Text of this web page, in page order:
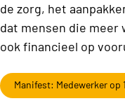
de zorg, het
dat mensen die meer
ook financieel op
Manifest: Medewerker op 1